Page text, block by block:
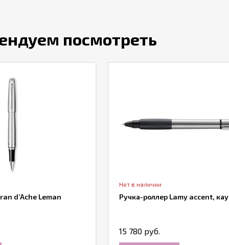
посмотреть
d’Ache Leman
Нет в наличии
Ручка-роллер Lamy accent,
15 780 руб.